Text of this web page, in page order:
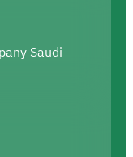
Saudi